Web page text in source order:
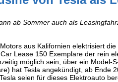
ab Sommer auch als
aus Kalifornien elektrisiert
Lease 150 Exemplare der rein
möglich sein, über ein Model-
hat Tesla angekündigt, ab Ende
seien für dieses Elektroauto